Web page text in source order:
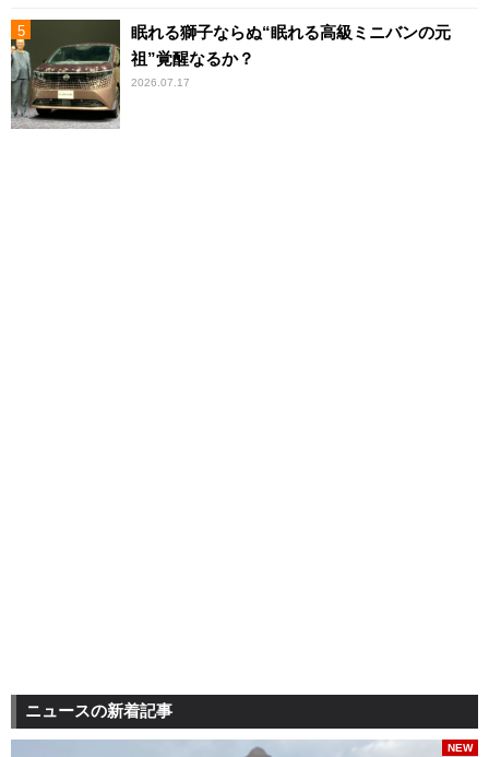
眠れる獅子ならぬ“眠れる高級ミニバンの元
祖”覚醒なるか？
2026.07.17
ニュースの新着記事
NEW